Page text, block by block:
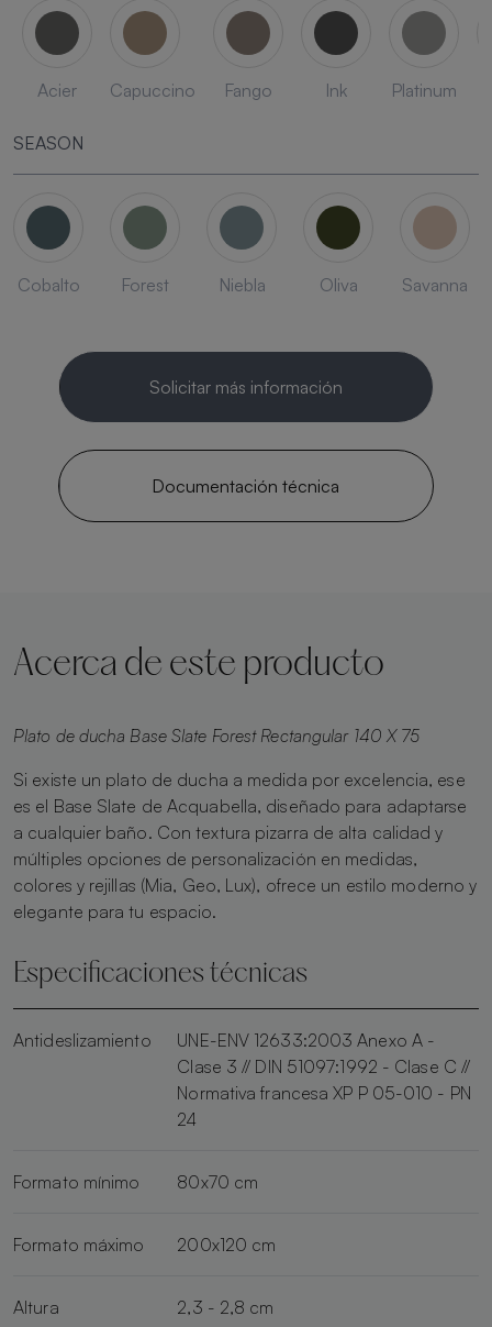
Acier Capuccino Fango Ink Platinum
SEASON
Cobalto Forest Niebla Oliva Savanna
Solicitar más información
Documentación técnica
Acerca de este producto
Plato de ducha Base Slate Forest Rectangular 140 X 75
Si existe un plato de ducha a medida por excelencia, ese
es el Base Slate de Acquabella, diseñado para adaptarse
a cualquier baño. Con textura pizarra de alta calidad y
múltiples opciones de personalización en medidas,
colores y rejillas (Mia, Geo, Lux), ofrece un estilo moderno y
elegante para tu espacio.
Especificaciones técnicas
Antideslizamiento
UNE-ENV 12633:2003 Anexo A -
Clase 3 // DIN 51097:1992 - Clase C //
Normativa francesa XP P 05-010 - PN
24
Formato mínimo 80x70 cm
Formato máximo 200x120 cm
Altura 2,3 - 2,8 cm